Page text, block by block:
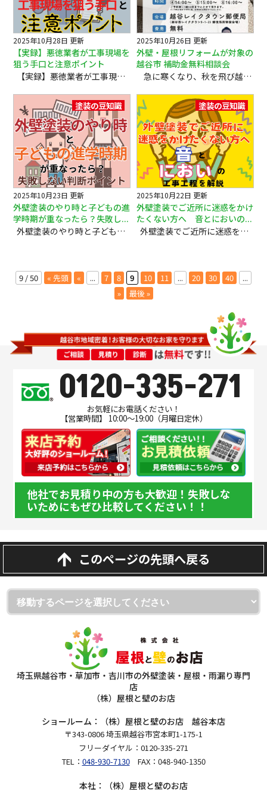
2025年10月28日 更新
【実録】悪徳業者が工事現場を
狙う手口と注意ポイント
【実録】悪徳業者が工事現場を狙う手口と注意ポイント みなさま、こんにちは！ 当店は「この街に愛されるお店で在り続ける」をモットーに 埼玉県越谷市・草加市・吉川市の外装塗装・屋根塗装・雨漏り工事を行っております。 外壁工事が始まると、まるでその施工業者の担当者を装って住人の元に現れる詐欺業者がいます。 彼らは本物の工事スタッフのような服装や道具を用意し、「工事の途中で見かけました」「点検のために伺いました」など、説得力のある理由で接触してきます。 「親しみやすそうな若い男性が突然訪問し、お得な提案を持ちかけてきた」──そんなときこそ、相手の印象や雰囲気だけで判断せず、まずは落ち着いて相手の目的を確認することが重要です。 目次 悪徳業者が現れるタイミング 詐欺業者の特徴と実際の手口 お客様が体験したやり取り 奥様の感想に見る心理的トリック 被害を防ぐためのポイント 万が一遭遇した場合の対処方法 まとめ 1.悪徳業者が現れるタイミング 多くの場合、家の外壁や屋根の工事期間中は、近隣も含めて人の出入りや車両の移動が増え、周囲の注意も散漫になりやすい時期です。 この隙を狙って「工事現場を巡回しているように装う」業者が現れることが増えています。 2.詐欺業者の特徴と実際の手口 お客様のご近所の方からのご報告によると、黒いポロシャツを着た20代前半の男性で、とても愛想が良く、初対面でも親近感を持たせる話し方が特徴的だったそうです。自己紹介では「役職についていないので名刺はもってないんです」と名刺の提示を避け、会社情報や身分証明を明かさない点が典型例です。 工事が進められている最中、近隣の方から車が邪魔だとクレームを受けた。近隣の方にご迷惑をおかけしてしまった。「申し訳ありませんでした」と謝罪するなど、人間味のあるアプローチをしてきたそうです。 本題はここからです。 工事をやっている時に屋根板金の浮きが気になったんです…「屋根の板金の浮き」という専門用語を使いながら、「ケラバの箇所なんですけど……(屋根の写真を撮って)ほら、これです」と巧みに不安を煽る手口でした。写真を見せられて説明を受けても、専門知識があるわけでは無い奥様には、実際に板金の浮きや異常があるのかの判断は今ひとつ分かりませんでした。 それでも「¥5,000で直せますよ」と安価かつ親切な口調で提案をしてきたので、工事をお願いしようかとも悩まれたそうです。 しかし、これが典型的な詐欺業者による提案の流れです。 3.お客様が体験したやり取り この手口に対し、ご主人様は冷静に「必要ありません」と断りましたが、奥様は「とても気さくな若い方だったから、嘘だったなんて信じられない。怖いですね。」と感想を漏らされていました。 感じの良い業者から説明を受けるとついつい信用してしまいがちです。工事現場に現れることで「プロの目で見た指摘」と思い込ませる心理的なトリックが働きます。 4.奥様の感想に見る心理的トリック 多くの詐欺業者は「見た目の清潔感」「若者が頑張って営業をしている」「気さくな対応」など人間的な第一印象で油断させた上で、疑念や警戒心を低くする特徴があります。 また、「名刺がない」「会社名を明言しない」など、不安要素をあえて曖昧にすることで、その場限りの信頼感を演出します。 お客様の心理的な隙を利用した巧妙な戦略です。万が一の際には、必ず名刺をもらうよう心掛ける事が大切です。 5.被害を防ぐためのポイント 必ず会社情報や名刺、身分証明の提示を要求する。 修理や補修工事の必要性をその場ですぐに判断せず、施工業者や第三者に必ず相談する。 突然現れて安価な修理を強調する業者には決して即決しない。 少しでも疑問に思った場合は、家族や信頼できる人に具体的な状況を説明し、意見を求める。 6.万が一遭遇した場合の対処方法 不審な点があれば、会話内容や現場写真など証拠を残しておく。 その場で契約または現金を渡さない。 消費者センターや自治体、施工会社へすぐ相談する。 不審な訪問や詐欺の疑いがある場合は、迷わず最寄りの【消費者ホットライン】に相談してください。専門の相談員が適切に対応し、被害防止をサポートしてくれます。 7.まとめ 悪徳業者は、笑顔や親しみやすさで住人の信頼を得ようとします。小額でも不必要な修理をその場で勧められたら、一人で悩まず、必ず「相談・確認・冷静な対応」を心がけましょう。 不安や疑問があれば、業界の専門家や地域の行政機関に相談することで、余計な被害を未然に防ぐことができます。 家族や近隣で情報を共有しておくことで、予期せぬトラブルから大切な財産と安心を守りましょう。 本ブログが、大切なお家のためにお役立ていただけますと幸いです。 最後までお読みいただき、ありがとうございました。 ハッピーなリフォームライフを!! （株）屋根と壁のお店では 地元の会社、地域の方が安心できる塗装工事を目指しています！ 『だから私たちにとっては作品です』 この言葉を合言葉に地元・地域に愛されるお店で在り続けるを目指して お客様の大切なお家を確かな施工力で 「作品」としてお守りいたします 外壁塗装・屋根塗装・雨漏り工事のことなら （株）屋根と壁のお店へお気軽にご相談ください ✔話を聞くだけでもＯＫ！ ✔お見積もりだけでもＯＫ！ ✔まずは無料診断から😉 屋根・外壁塗装・雨漏りのご相談はフリーダイヤル ０１２０－３３５－２７１
2025年10月26日 更新
外壁・屋根リフォームが対象の
越谷市 補助金無料相談会
急に寒くなり、秋を飛び越えて冬の訪れを感じる季節になりました。みなさま、いかがお過ごしでしょうか。 このたび、越谷レイクタウン郵便局 特設会場にて「外壁・屋根リフォームが対象の越谷市補助金無料相談会」を開催いたします。 越谷市の外壁・屋根リフォームに使える補助金をテーマに、専門家がわかりやすく説明して、ご不明点に個別でお答えします。 「補助金ってどうやって申請するの？」「どんな工事が対象になるの？」など、ちょっとした疑問でもお気軽にご相談ください。 しつこい営業や無理な勧誘は一切ありませんので、リフォームを考えていない方や勉強だけしたい方も安心してご参加いただけます。 【開催日】 10月27日（月）、28日（火）、29日（水）、30日（木）、31日（金） 11月4日（火）、5日（水） 【時間】 ①10:00～ ②11:00～ ③13:00～ ④14:00～ ⑤15:00～ ⑥16:00～ （1組あたり50分・予約制） 【会場】 越谷レイクタウン郵便局 （越谷市レイクタウン9-1-29 郵便局前特設会場） 【費用】 参加無料 【ご予約・お問い合わせ】 フリーダイヤル：0120-335-271 （受付時間10:00～19:00／月曜定休） 講師は、外壁・屋根の専門家・森川翔です。経験豊富なプロがみなさまのお悩みに丁寧にお答えしますので、お気軽にお越しください。 皆さまのご参加を心よりお待ちしております。 本ブログが、大切なお家のためにお役立ていただけますと幸いです。 最後までお読みいただき、ありがとうございました。 ハッピーなリフォームライフを!! （株）屋根と壁のお店では 地元の会社、地域の方が安心できる塗装工事を目指しています！ 『だから私たちにとっては作品です』 この言葉を合言葉に地元・地域に愛されるお店で在り続けるを目指して お客様の大切なお家を確かな施工力で 「作品」としてお守りいたします 外壁塗装・屋根塗装・雨漏り工事のことなら （株）屋根と壁のお店へお気軽にご相談ください ✔話を聞くだけでもＯＫ！ ✔お見積もりだけでもＯＫ！ ✔まずは無料診断から😉 屋根・外壁塗装・雨漏りのご相談はフリーダイヤル ０１２０－３３５－２７１
2025年10月23日 更新
外壁塗装のやり時と子どもの進
学時期が重なったら？失敗し...
外壁塗装のやり時と子どもの進学時期が重なったら？失敗しない判断ポイント みなさま、こんにちは！ 当店は「この街に愛されるお店で在り続ける」をモットーに 埼玉県越谷市・草加市・吉川市の外装塗装・屋根塗装・雨漏り工事を行っております。 お子さんの高校・大学進学が目前になると、「これから教育費が一気にかかる」という声を多く聞きます。 入学金、授業料、通学用品、仕送りなど、家庭の支出はピークを迎える時期です。そんな中で「外壁の塗装もしないとまずいかも…」と気づく方もいらっしゃるのではないでしょうか。 家のメンテナンスも放っておけないけれど、教育費との両立は誰にとっても悩ましい課題です。 本ブログでは、「お金のかかり時」と「塗り替えのやり時」が重なったときに無理せず乗り越えるための考え方や対策を紹介します。​ 目次 外壁塗装と教育費が重なる家庭が多い理由 先延ばしにすると費用が増える？塗装時期の見極めポイント 賢くやりくりする2つの現実的な方法 長期的な視点で予算を組むコツ まとめ 1. 外壁塗装と教育費が重なる家庭が多い理由 外壁塗装の耐用年数は一般的に10〜15年程度。つまり、新築から10年過ぎたあたりで塗り替えが必要になります。一方で、子どもが大学に進学する時期とも重なりやすく、教育費は年間で100万円以上かかるケースも珍しくありません。このため、進学と同時期に「家も子どもも維持費がかかる」二重の出費となるのです。 多くのご家庭では、学資保険や貯蓄を教育費に充てる一方、外壁の維持費が後回しにされやすい現状があります。しかし、塗装を先送りし続けると、外壁が傷み、修繕費がかえって高額になるリスクがあります。​ 2. 先延ばしにすると費用が増える？塗装時期の見極めポイント 「あと少し我慢しても大丈夫」と思っているうちに、塗料の保護力が完全に切れてしまうことも。 以下のようなサインが出ている場合は、早めの塗装が望ましい状態です。 外壁を触ると白い粉がつく（チョーキング現象） クラック（ひび割れ）が複数発生している シーリング部分が硬化・剥離している 雨染みや色褪せが目立ってきた これらは、塗膜が劣化して防水性を失っているサインです。放置すると外壁内部まで傷み、水の侵入などで修繕費が何倍にもなる可能性があるため注意が必要です。​ 3. 賢くやりくりする2つの現実的な方法 ① リフォームローンを利用して分割払いにする 教育費と重なる時期はまとまった現金を用意しづらいですが、リフォーム専用ローンを使えば負担を月々に分散できます。 ② 助成金・補助金をチェックする 自治体によっては、改修工事に補助金が出る場合があります。 たとえば遮熱塗料・断熱塗料を使った塗装は助成対象になることもあるので、施工業者や市役所に確認してみましょう。 ​​ 4. 長期的な視点で予算を組むコツ 家のメンテナンス費用は、定期的に発生する「将来の必要経費」として扱うのが理想です。 たとえば、外壁塗装の相場は100〜150万円前後が中心です。​ 15年周期で再塗装するとすれば、年間約7〜10万円を積み立てておけば、いざというときに慌てず対応できます。 学資保険と同じように「家の維持費積立」を続けておくと、教育費とかぶる時期でも安心して工事が計画できます。 また、複数業者の見積もりを比較することも大切です。見積金額だけでなく、塗料のグレード・保証内容・施工範囲を見比べることで、最もコスパの良い選択ができます。​ 5.まとめ 子どもの教育費と外壁塗装が重なるのは、どの家庭にも起こり得る自然なタイミングです。重要なのは、どちらかを我慢することではなく、「どちらも守れる方法」を見つけること。 塗装のプロによる劣化診断を受け、無理のないローン設計や補助金情報をうまく活用すれば、家も家計も長く安心して維持できます。 お金がかかる時期こそ、計画的なメンテナンスが“未来への投資”になるのです。 本ブログが、大切なお家のためにお役立ていただけますと幸いです。 最後までお読みいただき、ありがとうございました。 ハッピーなリフォームライフを!! （株）屋根と壁のお店では 地元の会社、地域の方が安心できる塗装工事を目指しています！ 『だから私たちにとっては作品です』 この言葉を合言葉に地元・地域に愛されるお店で在り続けるを目指して お客様の大切なお家を確かな施工力で 「作品」としてお守りいたします 外壁塗装・屋根塗装・雨漏り工事のことなら （株）屋根と壁のお店へお気軽にご相談ください ✔話を聞くだけでもＯＫ！ ✔お見積もりだけでもＯＫ！ ✔まずは無料診断から😉 屋根・外壁塗装・雨漏りのご相談はフリーダイヤル ０１２０－３３５－２７１
塗装の豆知識
2025年10月22日 更新
外壁塗装でご近所に迷惑をかけ
たくない方へ 音とにおいの...
外壁塗装でご近所に迷惑をかけたくない方へ 音とにおいの工事工程を解説 みなさま、こんにちは！ 当店は「この街に愛されるお店で在り続ける」をモットーに 埼玉県越谷市・草加市・吉川市の外装塗装・屋根塗装・雨漏り工事を行っております。 外壁塗装はお住まいを守るうえで欠かせない大切なメンテナンス。しかし、「近所に迷惑をかけないか心配…」という声を多く聞きます。 塗装工事には複数の工程があり、音が出る日・においが強い日・静かな日があります。あらかじめ流れと注意点を知っておくことで、ご近所への気配りも万全にできます。 本ブログでは、外壁塗装の全工程を解説しつつ、どの作業がご近所迷惑になりやすいのか・そうでないのかを詳しく紹介します。 目次 足場の設置と撤去（騒音が出やすい工程） 高圧洗浄（音と水しぶきに注意） 下地補修とシーリング作業（比較的静かな工程） 養生（においや騒音はほぼなし） 塗装作業（塗料のにおいが出やすい工程） 付帯部塗装・点検・清掃（静かで迷惑になりにくい） ご近所トラブルを防ぐためのポイント まとめ 1. 足場の設置と撤去（騒音が出やすい工程） 外壁塗装の最初と最後は、専門業者による足場の組立・解体です。 金属パイプを固定する際にハンマーの音が響き、「カンカン」「ガシャン」といった音が発生します。 住宅街では特に音が響きやすく、ご近所さまへの挨拶が最も重要な日です。 また、足場解体時も同様に金属音が出るため、工事開始日と完了日は人の出入りや騒音が多い日と理解しておきましょう。 2. 高圧洗浄（音と水しぶきに注意） 古い汚れやカビを落とすために、高圧洗浄機を使用します。 この工程はモーター音が数時間続き、水が飛び散ることもあります。 多くの現場ではメッシュシートを張って飛散を防止しますが、風向きによって水滴が飛ぶこともあり得ます。 洗浄水には洗剤を使わず「水のみ」で行うことが一般的なので、においの心配はほとんどありません。 3. 下地補修とシーリング作業（比較的静かな工程） 外壁のひび割れをパテで埋めたり、古いコーキング材を打ち替える作業です。 ヘラやガンを使った手作業が中心で、大きな音はほとんど出ません。 コーキング材には多少のにおいがあるものもありますが、屋外で使用するため拡散しやすく、気になるほどではありません。 職人が静かに作業する日なので、このタイミングはご近所への影響が少ないです。 4. 養生（においや騒音はほぼなし） 窓やドアなどをビニールで覆って保護する工程です。 テープを貼る小さな音だけで、ほぼ騒音はありません。 ただし、塗装中は養生によって窓が開けられなくなるため、においが苦手な方やペットがいる場合は開けたい窓を事前に施工業者へ伝え、養生を工夫してもらえるか相談するのがおすすめです。 5. 塗装作業（塗料のにおいが出やすい工程） 外壁塗装のメイン作業です。 通常は「下塗り」「中塗り」「上塗り」と3回行われ、塗料をローラーやハケで丁寧に塗り重ねます。 この工程では塗料のにおいが発生します。 特に溶剤系塗料（シンナーを含むタイプ）は刺激臭があり、風向きによって近所にも広がることがあります。 最近では水性塗料も主流になっており、においの少ない製品を選べば迷惑を最小限に抑えられます。 また、塗装時の音はほぼなく、静かに作業が進む日がほとんどです。 6. 付帯部塗装・点検・清掃（静かで迷惑になりにくい） 雨樋や軒天、シャッターBOXなどの細部を仕上げる作業です。 刷毛やローラーを使うだけなので騒音はほぼありません。 また、最終点検や清掃では、職人が落ち着いた作業を行うためご近所の負担は最も少ない工程です。 施工完了日に足場を撤去する際だけは再び金属音がしますが、それ以外は静かに終わります。 7. ご近所トラブルを防ぐためのポイント 外壁塗装では「どの作業が音・におい・飛散を伴うのか」を伝えておくことが大切です。 施工業者は通常、工事前に近隣挨拶を行いますが、施主自身が一言添えると印象がさらによくなります。 「○日〜○日に高圧洗浄があり、音がするかもしれません」といった事前の声かけは、トラブル防止に非常に効果的です。 8.まとめ 外壁塗装には、「音が出る日」「においがする日」「静かな日」がはっきり分かれています。特に騒音が出やすいのは足場の設置と撤去の日、においが気になるのは塗装作業の日です。 一方で、下地処理・養生・清掃などの工程は静かに進むため、ご近所への負担はほとんどありません。安心して工事を進めるためには、事前の挨拶・日程周知・におい対策（低臭塗料）の3点が大切です。 きちんと配慮すれば、近隣へのトラブルを避けながら、お住まいを美しくリフレッシュできます。 本ブログが、大切なお家のためにお役立ていただけますと幸いです。 最後までお読みいただき、ありがとうございました。 ハッピーなリフォームライフを!! （株）屋根と壁のお店では 地元の会社、地域の方が安心できる塗装工事を目指しています！ 『だから私たちにとっては作品です』 この言葉を合言葉に地元・地域に愛されるお店で在り続けるを目指して お客様の大切なお家を確かな施工力で 「作品」としてお守りいたします 外壁塗装・屋根塗装・雨漏り工事のことなら （株）屋根と壁のお店へお気軽にご相談ください ✔話を聞くだけでもＯＫ！ ✔お見積もりだけでもＯＫ！ ✔まずは無料診断から😉 屋根・外壁塗装・雨漏りのご相談はフリーダイヤル ０１２０－３３５－２７１
塗装の豆知識
9 / 50 « 先頭 « ... 7 8 9 10 11 ... 20 30 40
...
»
最後 »
0120-335-271
お気軽にお電話ください！
【営業時間】 10:00～19:00（月曜日定休）
他社でお見積り中の方も大歓迎！失敗しな
いためにもぜひ比較してください！！
このページの先頭へ戻る
埼玉県越谷市・草加市・吉川市の外壁塗装・屋根・雨漏り専門
店
（株）屋根と壁のお店
ショールーム：（株）屋根と壁のお店 越谷本店
〒343-0806 埼玉県越谷市宮本町1-175-1
フリーダイヤル：0120-335-271
TEL： 048-930-7130FAX：048-940-1350
本社：（株）屋根と壁のお店